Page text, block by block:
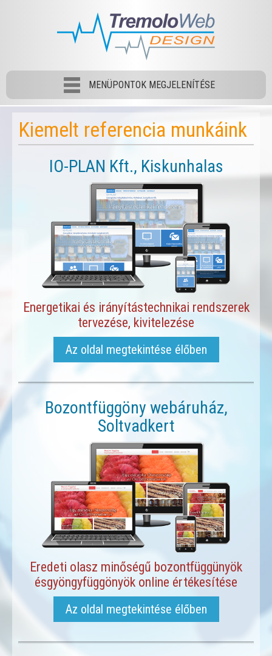
MENÜPONTOK MEGJELENÍTÉSE
Kiemelt referencia munkáink
IO-PLAN Kft., Kiskunhalas
Energetikai és irányítástechnikai rendszerek
tervezése, kivitelezése
Az oldal megtekintése élőben
Bozontfüggöny webáruház,
Soltvadkert
Eredeti olasz minőségű bozontfüggünyök
ésgyöngyfüggönyök online értékesítése
Az oldal megtekintése élőben